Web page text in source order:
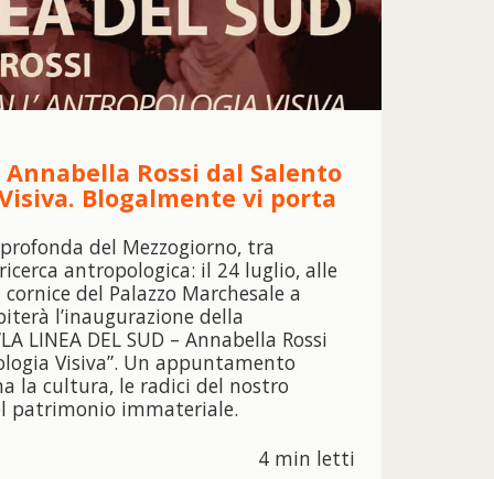
Rossi dal Salento
Blogalmente vi porta
del Mezzogiorno, tra
antropologica: il 24 luglio, alle
del Palazzo Marchesale a
l’inaugurazione della
LINEA DEL SUD – Annabella Rossi
Visiva”. Un appuntamento
la cultura, le radici del nostro
patrimonio immateriale.
4 min letti